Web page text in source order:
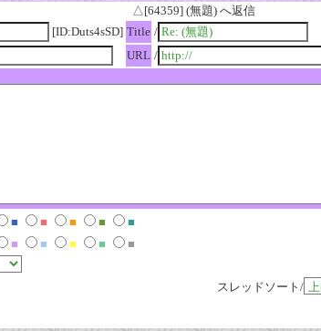
△[64359] (無題) へ返信
[ID:Duts4sSD] Title /
URL /
■ ■ ■ ■
■
■ ■ ■ ■
■
スレッドソート/